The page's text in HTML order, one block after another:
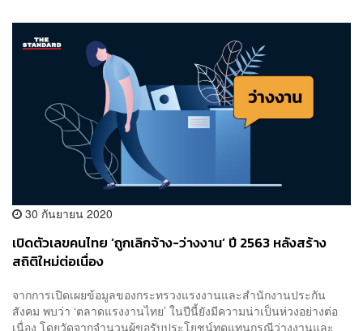
30 กันยายน 2020
เปิดตัวเลขคนไทย ‘ถูกเลิกจ้าง-ว่างงาน’ ปี 2563 หลังสร้าง
สถิติใหม่ต่อเนื่อง
จากการเปิดเผยข้อมูลของกระทรวงแรงงานและสำนักงานประกัน
สังคม พบว่า ‘ตลาดแรงงานไทย’ ในปีนี้ยังมีความน่าเป็นห่วงอย่างต่อ
เนื่อง โดยวัดจากจำนวนผู้ขอรับประโยชน์ทดแทนกรณีว่างงานและ